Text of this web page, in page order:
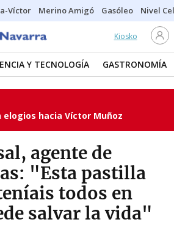
Víctor Merino Amigó Gasóleo Nivel
Kiosko
Y TECNOLOGÍA GASTRONOMÍA
elogios hacia Víctor Muñoz
agente de
"Esta pastilla
todos en
salvar la vida"